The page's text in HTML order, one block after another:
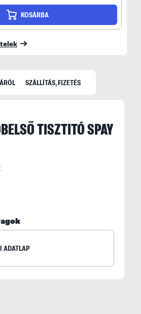
KOSÁRBA
SZÁLLÍTÁS, FIZETÉS
TISZTITÓ SPAY
ADATLAP